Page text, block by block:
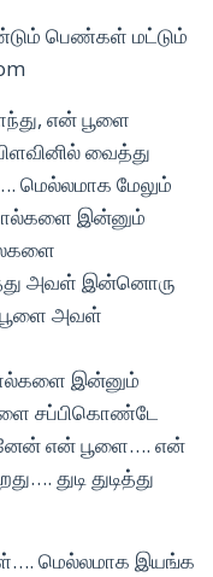
பெண்கள் மட்டும்
என் பூளை
வைத்து
மெல்லமாக மேலும்
இன்னும்
அவள் இன்னொரு
அவள்
இன்னும்
சப்பிகொண்டே
என் பூளை…. என்
துடி துடித்து
மெல்லமாக இயங்க